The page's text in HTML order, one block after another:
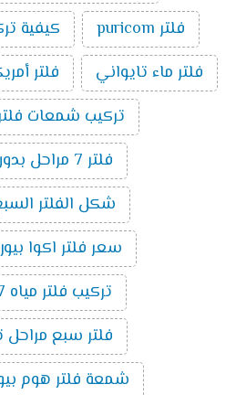
فلتر puricom
كيفية
فلتر ماء تايواني
فلتر
تركيب شمعات فلتر 7
فلتر 7 مراحل بدون موتور
شكل الفلتر
سعر فلتر اكوا بيور 7 مراحل
تركيب فلتر مياه 7 مراحل
فلتر سبع مراحل
شمعة فلتر هوم بيور 7